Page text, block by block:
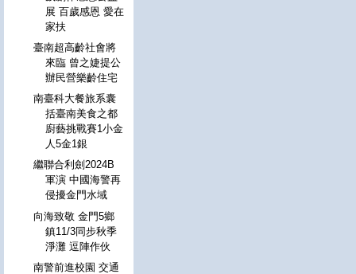
展 百歲感恩 愛在
家扶
臺南超高齡社會將
來臨 曾之婕提公
辦民營樂齡住宅
南臺科大餐旅系囊
括臺南美食之都
廚藝挑戰賽1小金
人5金1銀
繼聯合利劍2024B
軍演 中國海警再
侵擾金門水域
向海致敬 金門5鄉
鎮11/3同步秋季
淨灘 逗陣作伙
南警前進校園 交通